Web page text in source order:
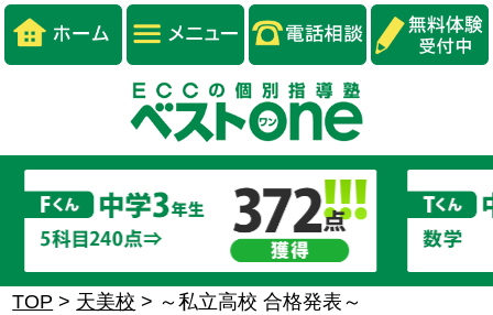
TOP > 天美校 > ～私立高校 合格発表～